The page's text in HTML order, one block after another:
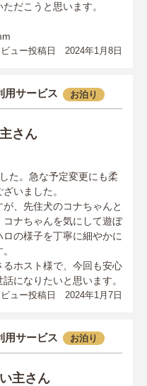
だこうと思います。
ビュー投稿日 2024年1月8日
用サービス お泊り
さん
た。急な予定変更にも柔
いました。
、先住犬のコナちゃんと
ナちゃんを気にして遊ぼ
の様子を丁寧に細やかに
ホスト様で、今回も安心
になりたいと思います。
ビュー投稿日 2024年1月7日
用サービス お泊り
主さん